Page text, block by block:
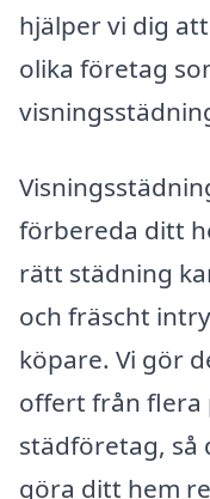
hjälper vi dig
olika företag
förbereda ditt
rätt städning
och fräscht
köpare. Vi gör
offert från flera
städföretag, så
göra ditt hem